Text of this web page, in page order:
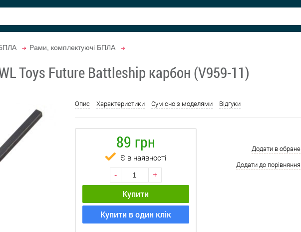
Рами, комплектуючі БПЛА
Toys Future Battleship карбон (V959-11)
Опис Характеристики Сумісно з моделями Відгуки
89 грн
Є в наявності
- +
Купити
Купити в один клік
Додати в обране
Додати до порівняння